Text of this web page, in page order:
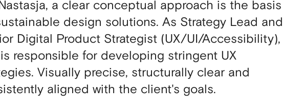
a clear conceptual approach is the basis
design solutions. As Strategy Lead and
Digital Product Strategist (UX/UI/Accessibility),
responsible for developing stringent UX
Visually precise, structurally clear and
aligned with the client's goals.